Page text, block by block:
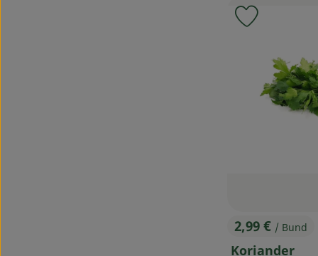
, Preis:
2,99 € / Bund
Koriander
Produkt